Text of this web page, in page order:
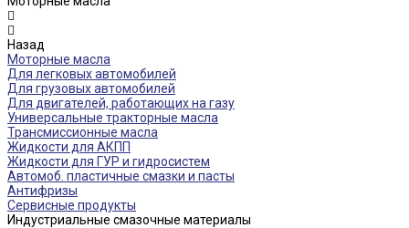
Назад
Моторные масла
Для легковых автомобилей
Для грузовых автомобилей
Для двигателей, работающих на газу
Универсальные тракторные масла
Трансмиссионные масла
Жидкости для АКПП
Жидкости для ГУР и гидросистем
Автомоб. пластичные смазки и пасты
Антифризы
Сервисные продукты
Индустриальные смазочные материалы